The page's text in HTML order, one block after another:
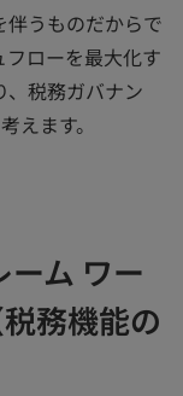
うものだからで
ローを最大化す
、税務ガバナン
えます。
ム ワー
務機能の